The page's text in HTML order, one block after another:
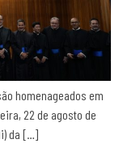
homenageados em
22 de agosto de
da […]